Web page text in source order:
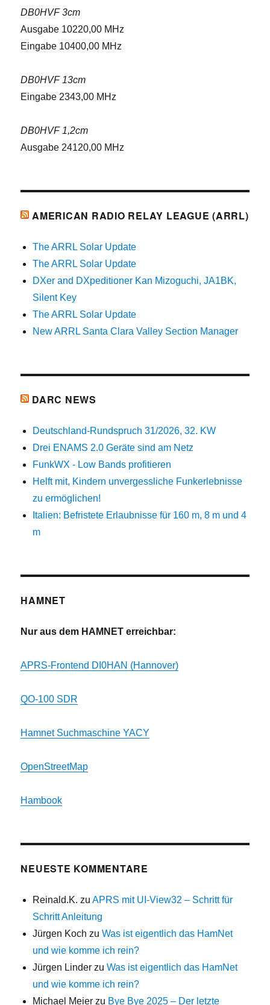
DB0HVF 3cm
Ausgabe 10220,00 MHz
Eingabe 10400,00 MHz
DB0HVF 13cm
Eingabe 2343,00 MHz
DB0HVF 1,2cm
Ausgabe 24120,00 MHz
AMERICAN RADIO RELAY LEAGUE (ARRL)
The ARRL Solar Update
The ARRL Solar Update
DXer and DXpeditioner Kan Mizoguchi, JA1BK,
Silent Key
The ARRL Solar Update
New ARRL Santa Clara Valley Section Manager
DARC NEWS
Deutschland-Rundspruch 31/2026, 32. KW
Drei ENAMS 2.0 Geräte sind am Netz
FunkWX - Low Bands profitieren
Helft mit, Kindern unvergessliche Funkerlebnisse
zu ermöglichen!
Italien: Befristete Erlaubnisse für 160 m, 8 m und 4
m
HAMNET
Nur aus dem HAMNET erreichbar:
APRS-Frontend DI0HAN (Hannover)
QO-100 SDR
Hamnet Suchmaschine YACY
OpenStreetMap
Hambook
NEUESTE KOMMENTARE
Reinald.K. zuAPRS mit UI-View32 – Schritt für
Schritt Anleitung
Jürgen Koch zuWas ist eigentlich das HamNet
und wie komme ich rein?
Jürgen Linder zuWas ist eigentlich das HamNet
und wie komme ich rein?
Michael Meier zu Bye Bye 2025 – Der letzte